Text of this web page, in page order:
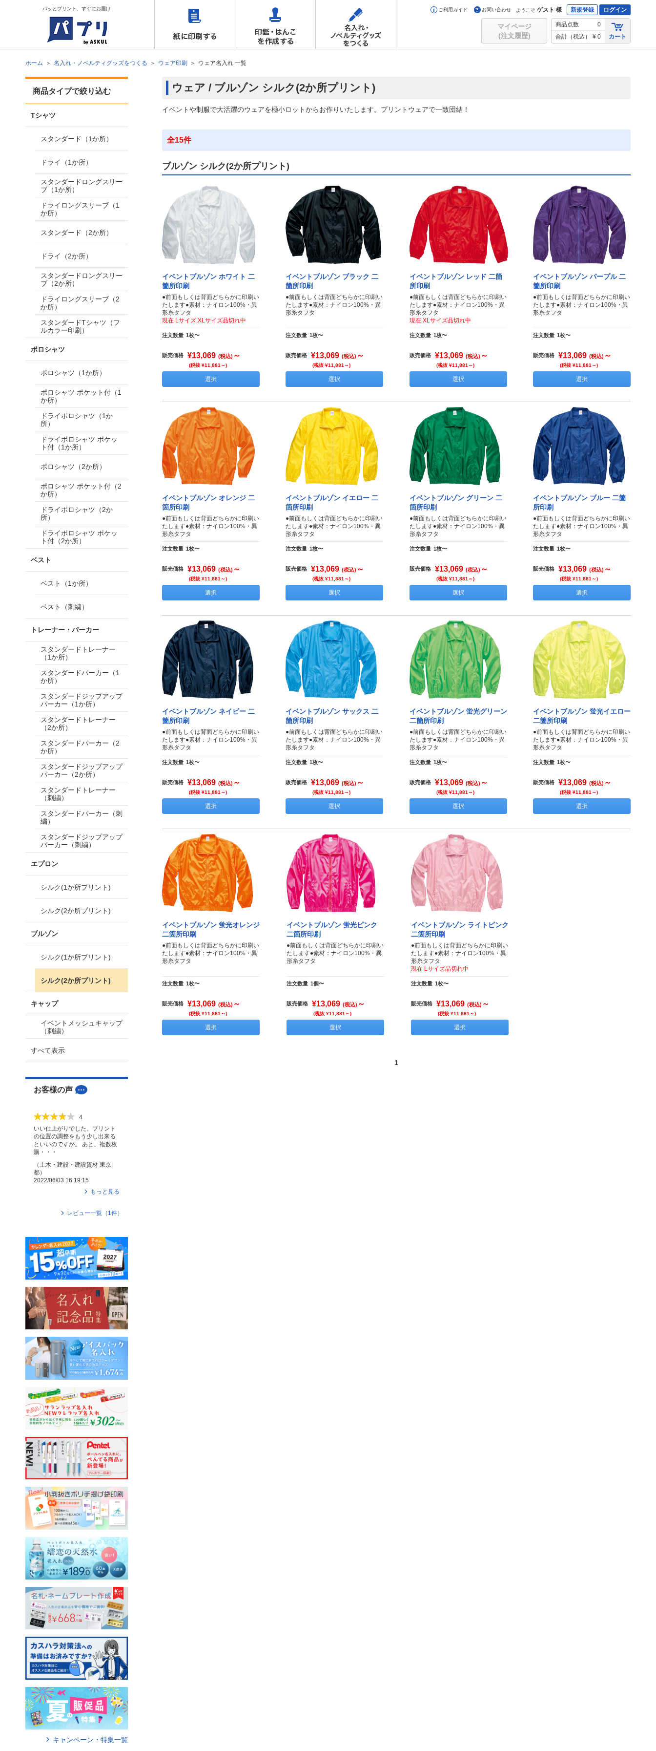
パッとプリント、すぐにお届け ご利用ガイド お問い合わせ ようこそ ゲスト 様 新規登録 ログイン
マイページ
(注文履歴)
商品点数
0
合計（税込）
¥ 0 カート
ホーム 名入れ・ノベルティグッズをつくる ウェア印刷 ウェア名入れ 一覧
ウェア / ブルゾン シルク(2か所プリント)
イベントや制服で大活躍のウェアを極小ロットからお作りいたします。プリントウェアで一致団結！
全15件
ブルゾン シルク(2か所プリント)
イベントブルゾン ホワイト 二
箇所印刷
●前面もしくは背面どちらかに印刷い
たします●素材：ナイロン100%・異
形糸タフタ
現在 Lサイズ,XLサイズ品切れ中
注文数量 1枚〜
販売価格 ¥13,069 (税込) ～
(税抜 ¥11,881～)
選択
イベントブルゾン ブラック 二
箇所印刷
●前面もしくは背面どちらかに印刷い
たします●素材：ナイロン100%・異
形糸タフタ
注文数量 1枚〜
販売価格 ¥13,069 (税込) ～
(税抜 ¥11,881～)
選択
イベントブルゾン レッド 二箇
所印刷
●前面もしくは背面どちらかに印刷い
たします●素材：ナイロン100%・異
形糸タフタ
現在 XLサイズ品切れ中
注文数量 1枚〜
販売価格 ¥13,069 (税込) ～
(税抜 ¥11,881～)
選択
イベントブルゾン パープル 二
箇所印刷
●前面もしくは背面どちらかに印刷い
たします●素材：ナイロン100%・異
形糸タフタ
注文数量 1枚〜
販売価格 ¥13,069 (税込) ～
(税抜 ¥11,881～)
選択
イベントブルゾン オレンジ 二
箇所印刷
●前面もしくは背面どちらかに印刷い
たします●素材：ナイロン100%・異
形糸タフタ
注文数量 1枚〜
販売価格 ¥13,069 (税込) ～
(税抜 ¥11,881～)
選択
イベントブルゾン イエロー 二
箇所印刷
●前面もしくは背面どちらかに印刷い
たします●素材：ナイロン100%・異
形糸タフタ
注文数量 1枚〜
販売価格 ¥13,069 (税込) ～
(税抜 ¥11,881～)
選択
イベントブルゾン グリーン 二
箇所印刷
●前面もしくは背面どちらかに印刷い
たします●素材：ナイロン100%・異
形糸タフタ
注文数量 1枚〜
販売価格 ¥13,069 (税込) ～
(税抜 ¥11,881～)
選択
イベントブルゾン ブルー 二箇
所印刷
●前面もしくは背面どちらかに印刷い
たします●素材：ナイロン100%・異
形糸タフタ
注文数量 1枚〜
販売価格 ¥13,069 (税込) ～
(税抜 ¥11,881～)
選択
イベントブルゾン ネイビー 二
箇所印刷
●前面もしくは背面どちらかに印刷い
たします●素材：ナイロン100%・異
形糸タフタ
注文数量 1枚〜
販売価格 ¥13,069 (税込) ～
(税抜 ¥11,881～)
選択
イベントブルゾン サックス 二
箇所印刷
●前面もしくは背面どちらかに印刷い
たします●素材：ナイロン100%・異
形糸タフタ
注文数量 1枚〜
販売価格 ¥13,069 (税込) ～
(税抜 ¥11,881～)
選択
イベントブルゾン 蛍光グリーン
二箇所印刷
●前面もしくは背面どちらかに印刷い
たします●素材：ナイロン100%・異
形糸タフタ
注文数量 1枚〜
販売価格 ¥13,069 (税込) ～
(税抜 ¥11,881～)
選択
イベントブルゾン 蛍光イエロー
二箇所印刷
●前面もしくは背面どちらかに印刷い
たします●素材：ナイロン100%・異
形糸タフタ
注文数量 1枚〜
販売価格 ¥13,069 (税込) ～
(税抜 ¥11,881～)
選択
イベントブルゾン 蛍光オレンジ
二箇所印刷
●前面もしくは背面どちらかに印刷い
たします●素材：ナイロン100%・異
形糸タフタ
注文数量 1枚〜
販売価格 ¥13,069 (税込) ～
(税抜 ¥11,881～)
選択
イベントブルゾン 蛍光ピンク
二箇所印刷
●前面もしくは背面どちらかに印刷い
たします●素材：ナイロン100%・異
形糸タフタ
注文数量 1個〜
販売価格 ¥13,069 (税込) ～
(税抜 ¥11,881～)
選択
イベントブルゾン ライトピンク
二箇所印刷
●前面もしくは背面どちらかに印刷い
たします●素材：ナイロン100%・異
形糸タフタ
現在 Lサイズ品切れ中
注文数量 1枚〜
販売価格 ¥13,069 (税込) ～
(税抜 ¥11,881～)
選択
1
商品タイプで絞り込む
Tシャツ
スタンダード（1か所）
ドライ（1か所）
スタンダードロングスリー
ブ（1か所）
ドライロングスリーブ（1
か所）
スタンダード（2か所）
ドライ（2か所）
スタンダードロングスリー
ブ（2か所）
ドライロングスリーブ（2
か所）
スタンダードTシャツ（フ
ルカラー印刷）
ポロシャツ
ポロシャツ（1か所）
ポロシャツ ポケット付（1
か所）
ドライポロシャツ（1か
所）
ドライポロシャツ ポケッ
ト付（1か所）
ポロシャツ（2か所）
ポロシャツ ポケット付（2
か所）
ドライポロシャツ（2か
所）
ドライポロシャツ ポケッ
ト付（2か所）
ベスト
ベスト（1か所）
ベスト（刺繍）
トレーナー・パーカー
スタンダードトレーナー
（1か所）
スタンダードパーカー（1
か所）
スタンダードジップアップ
パーカー（1か所）
スタンダードトレーナー
（2か所）
スタンダードパーカー（2
か所）
スタンダードジップアップ
パーカー（2か所）
スタンダードトレーナー
（刺繍）
スタンダードパーカー（刺
繍）
スタンダードジップアップ
パーカー（刺繍）
エプロン
シルク(1か所プリント)
シルク(2か所プリント)
ブルゾン
シルク(1か所プリント)
シルク(2か所プリント)
キャップ
イベントメッシュキャップ
（刺繍）
すべて表示
お客様の声
4
いい仕上がりでした。プリント
の位置の調整をもう少し出来る
といいのですが。 あと、複数枚
購・・・
（ 土木・建設・建設資材 東京
都）
2022/06/03 16:19:15
もっと見る
レビュー一覧（ 1 件）
キャンペーン・特集一覧